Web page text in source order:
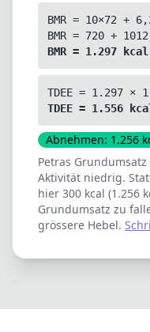
BMR = 10×72 +
BMR = 720 +
BMR = 1.297 kcal
TDEE = 1.297 ×
TDEE = 1.556
Abnehmen: 1.256
Petras
Aktivität niedrig.
hier 300 kcal (1.256
Grundumsatz zu
grössere Hebel.